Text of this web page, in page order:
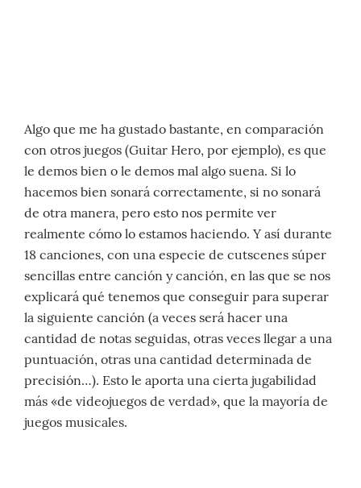
Algo que me ha gustado bastante, en comparación
con otros juegos (Guitar Hero, por ejemplo), es que
le demos bien o le demos mal algo suena. Si lo
hacemos bien sonará correctamente, si no sonará
de otra manera, pero esto nos permite ver
realmente cómo lo estamos haciendo. Y así durante
18 canciones, con una especie de cutscenes súper
sencillas entre canción y canción, en las que se nos
explicará qué tenemos que conseguir para superar
la siguiente canción (a veces será hacer una
cantidad de notas seguidas, otras veces llegar a una
puntuación, otras una cantidad determinada de
precisión…). Esto le aporta una cierta jugabilidad
más «de videojuegos de verdad», que la mayoría de
juegos musicales.